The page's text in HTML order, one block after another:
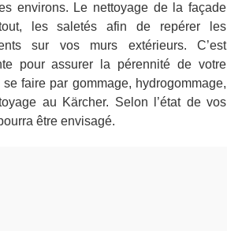
environs. Le nettoyage de la façade
les saletés afin de repérer les
sur vos murs extérieurs. C’est
pour assurer la pérennité de votre
faire par gommage, hydrogommage,
au Kärcher. Selon l’état de vos
être envisagé.